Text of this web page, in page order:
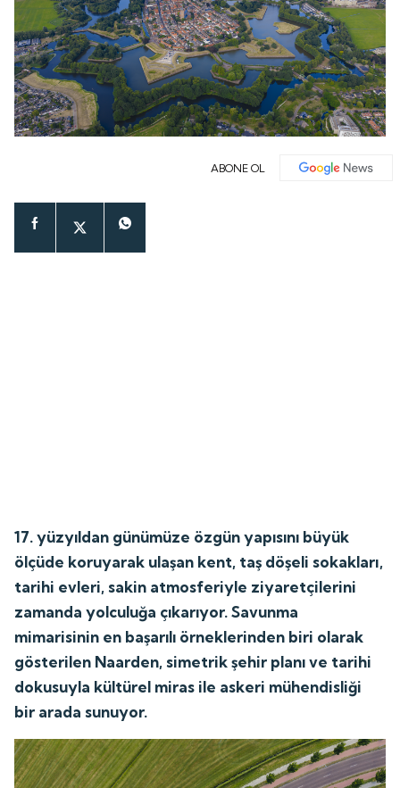
ABONE OL
17. yüzyıldan günümüze özgün yapısını büyük
ölçüde koruyarak ulaşan kent, taş döşeli sokakları,
tarihi evleri, sakin atmosferiyle ziyaretçilerini
zamanda yolculuğa çıkarıyor. Savunma
mimarisinin en başarılı örneklerinden biri olarak
gösterilen Naarden, simetrik şehir planı ve tarihi
dokusuyla kültürel miras ile askeri mühendisliği
bir arada sunuyor.